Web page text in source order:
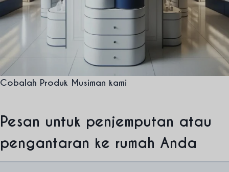
Cobalah Produk Musiman kami
Pesan untuk penjemputan atau
pengantaran ke rumah Anda